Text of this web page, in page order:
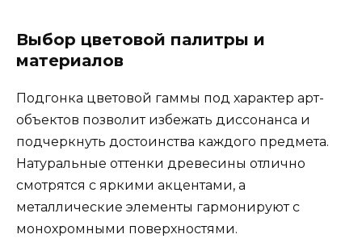
Выбор цветовой палитры и
материалов
Подгонка цветовой гаммы под характер арт-
объектов позволит избежать диссонанса и
подчеркнуть достоинства каждого предмета.
Натуральные оттенки древесины отлично
смотрятся с яркими акцентами, а
металлические элементы гармонируют с
монохромными поверхностями.